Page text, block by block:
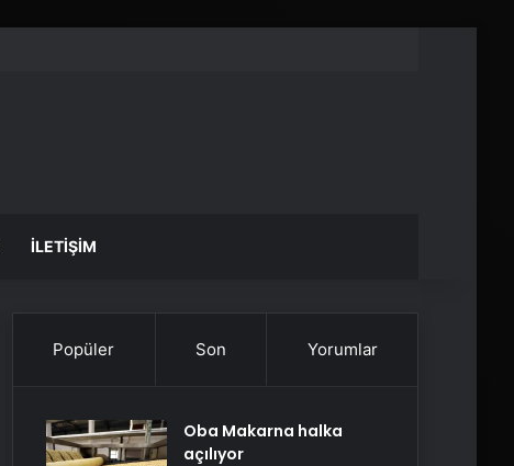
İLETIŞIM
Popüler Son Yorumlar
Oba Makarna halka
açılıyor